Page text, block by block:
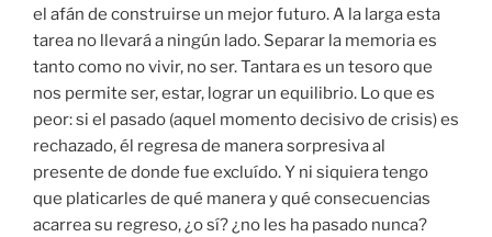
el afán de construirse un mejor futuro. A la larga esta
tarea no llevará a ningún lado. Separar la memoria es
tanto como no vivir, no ser. Tantara es un tesoro que
nos permite ser, estar, lograr un equilibrio. Lo que es
peor: si el pasado (aquel momento decisivo de crisis) es
rechazado, él regresa de manera sorpresiva al
presente de donde fue excluído. Y ni siquiera tengo
que platicarles de qué manera y qué consecuencias
acarrea su regreso, ¿o sí? ¿no les ha pasado nunca?